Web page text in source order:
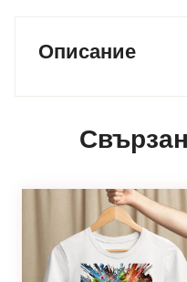
Описание